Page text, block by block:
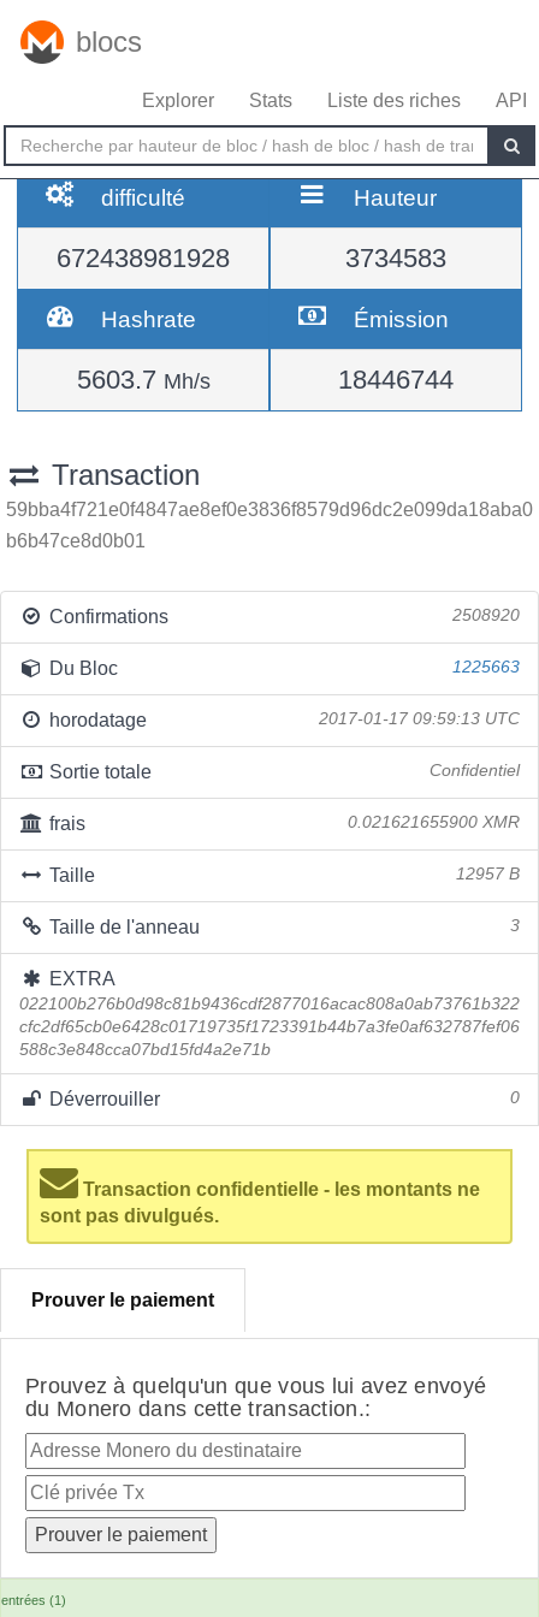
blocs
Explorer Stats Liste des riches API
difficulté
672438981928
Hauteur
3734583
Hashrate
5603.7 Mh/s
Émission
18446744
Transaction
59bba4f721e0f4847ae8ef0e3836f8579d96dc2e099da18aba0
b6b47ce8d0b01
Confirmations 2508920
Du Bloc 1225663
horodatage 2017-01-17 09:59:13 UTC
Sortie totale Confidentiel
frais 0.021621655900 XMR
Taille 12957 B
Taille de l'anneau 3
EXTRA
022100b276b0d98c81b9436cdf2877016acac808a0ab73761b322
cfc2df65cb0e6428c01719735f1723391b44b7a3fe0af632787fef06
588c3e848cca07bd15fd4a2e71b
Déverrouiller 0
Transaction confidentielle - les montants ne
sont pas divulgués.
Prouver le paiement
Prouvez à quelqu'un que vous lui avez envoyé
du Monero dans cette transaction.:
entrées (1)